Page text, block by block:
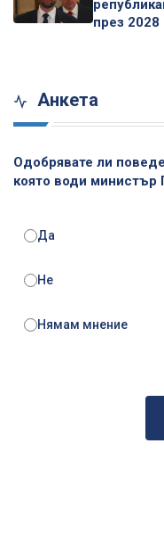
през 2028
Анкета
Одобрявате ли
която води министър
Да
Не
Нямам мнение